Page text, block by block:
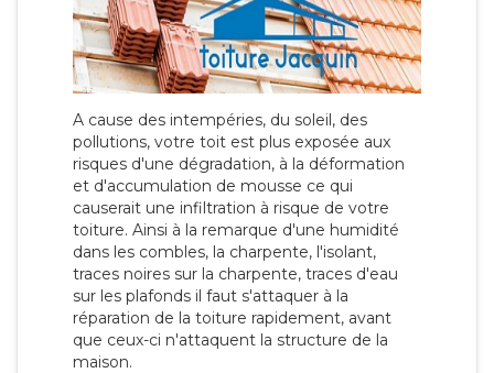
A cause des intempéries, du soleil, des
pollutions, votre toit est plus exposée aux
risques d'une dégradation, à la déformation
et d'accumulation de mousse ce qui
causerait une infiltration à risque de votre
toiture. Ainsi à la remarque d'une humidité
dans les combles, la charpente, l'isolant,
traces noires sur la charpente, traces d'eau
sur les plafonds il faut s'attaquer à la
réparation de la toiture rapidement, avant
que ceux-ci n'attaquent la structure de la
maison.